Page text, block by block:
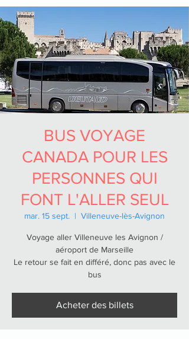
BUS VOYAGE
CANADA POUR LES
PERSONNES QUI
FONT L'ALLER SEUL
mar. 15 sept.
  |
Villeneuve-lès-Avignon
Voyage aller Villeneuve les Avignon /
aéroport de Marseille
Le retour se fait en différé, donc pas avec le
bus
Acheter des billets